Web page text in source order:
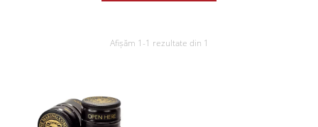
Afișăm 1-1 rezultate din 1